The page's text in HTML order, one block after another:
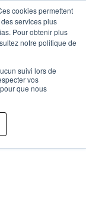
cookies permettent
services plus
Pour obtenir plus
notre politique de
suivi lors de
vos
que nous
Seine-et-Marne
Ozoir-la-